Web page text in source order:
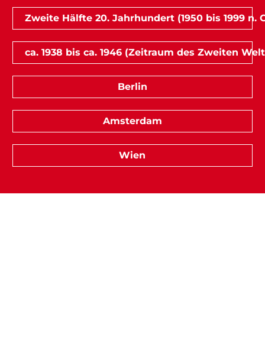
Zweite Hälfte 20. Jahrhundert (1950 bis 1999 n.
ca. 1938 bis ca. 1946 (Zeitraum des Zweiten
Berlin
Amsterdam
Wien